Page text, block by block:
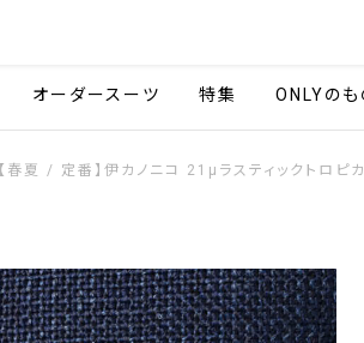
オーダースーツ 特集 ONLYのも
【春夏 / 定番】伊カノニコ 21μラスティックトロピ